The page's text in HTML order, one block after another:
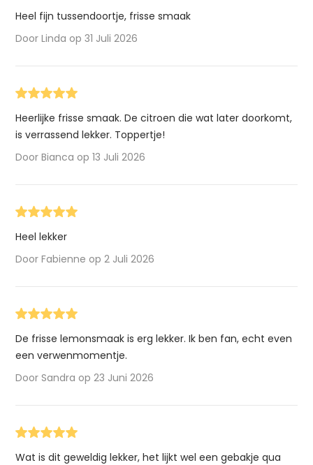
Heel fijn tussendoortje, frisse smaak
Door Linda op 31 Juli 2026
Heerlijke frisse smaak. De citroen die wat later doorkomt,
is verrassend lekker. Toppertje!
Door Bianca op 13 Juli 2026
Heel lekker
Door Fabienne op 2 Juli 2026
De frisse lemonsmaak is erg lekker. Ik ben fan, echt even
een verwenmomentje.
Door Sandra op 23 Juni 2026
Wat is dit geweldig lekker, het lijkt wel een gebakje qua